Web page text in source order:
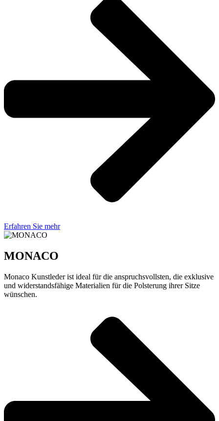
Erfahren Sie mehr
MONACO
Monaco Kunstleder ist ideal für die anspruchsvollsten, die exklusive
und widerstandsfähige Materialien für die Polsterung ihrer Sitze
wünschen.